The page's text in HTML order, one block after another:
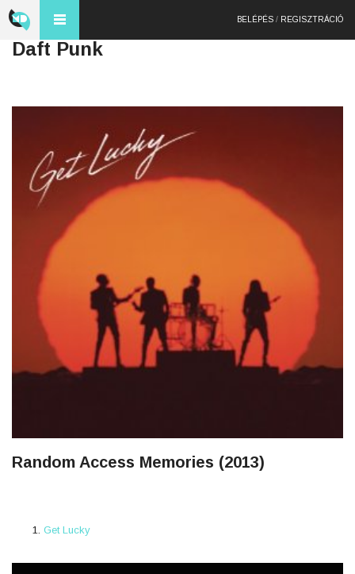
BELÉPÉS / REGISZTRÁCIÓ
Daft Punk
Random Access Memories (2013)
Get Lucky